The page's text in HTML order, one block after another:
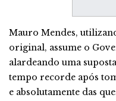
Mauro Mendes,
original, assume o
alardeando uma
tempo recorde após
e absolutamente das